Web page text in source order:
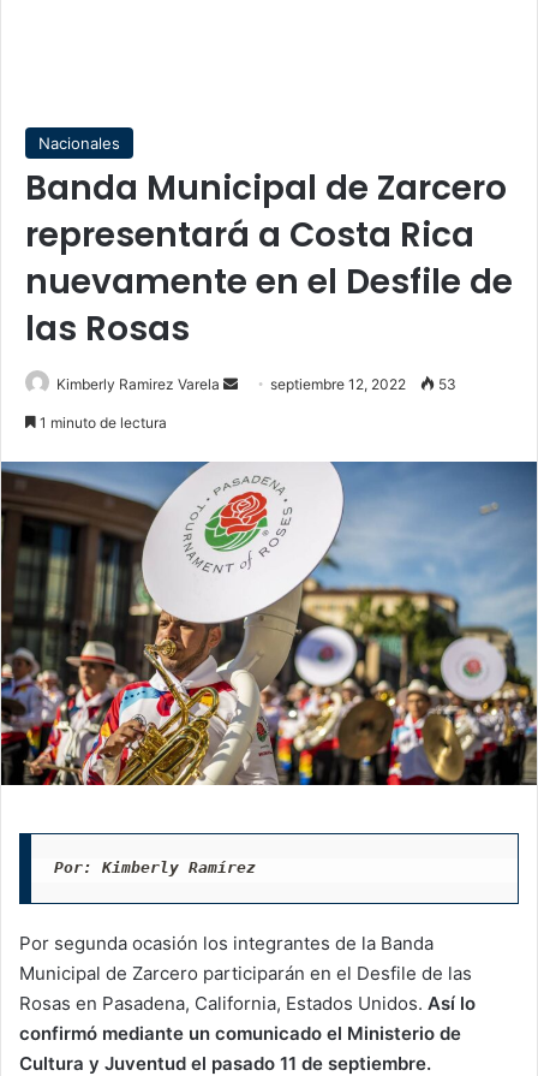
Nacionales
Banda Municipal de Zarcero
representará a Costa Rica
nuevamente en el Desfile de
las Rosas
Kimberly Ramirez Varela
Sendseptiembre 12, 2022 53
1 minuto de lectura
Por: Kimberly Ramírez
Por segunda ocasión los integrantes de la Banda
Municipal de Zarcero participarán en el Desfile de las
Rosas en Pasadena, California, Estados Unidos. Así lo
confirmó mediante un comunicado el Ministerio de
Cultura y Juventud el pasado 11 de septiembre.